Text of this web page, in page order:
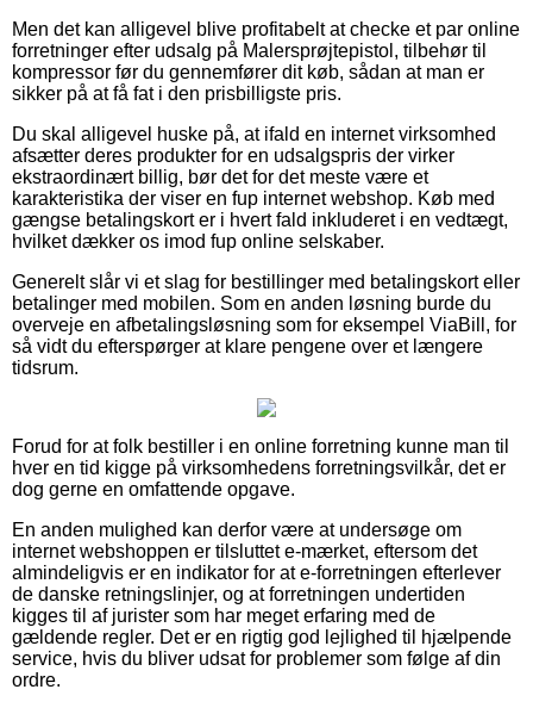
Men det kan alligevel blive profitabelt at checke et par online
forretninger efter udsalg på Malersprøjtepistol, tilbehør til
kompressor før du gennemfører dit køb, sådan at man er
sikker på at få fat i den prisbilligste pris.
Du skal alligevel huske på, at ifald en internet virksomhed
afsætter deres produkter for en udsalgspris der virker
ekstraordinært billig, bør det for det meste være et
karakteristika der viser en fup internet webshop. Køb med
gængse betalingskort er i hvert fald inkluderet i en vedtægt,
hvilket dækker os imod fup online selskaber.
Generelt slår vi et slag for bestillinger med betalingskort eller
betalinger med mobilen. Som en anden løsning burde du
overveje en afbetalingsløsning som for eksempel ViaBill, for
så vidt du efterspørger at klare pengene over et længere
tidsrum.
Forud for at folk bestiller i en online forretning kunne man til
hver en tid kigge på virksomhedens forretningsvilkår, det er
dog gerne en omfattende opgave.
En anden mulighed kan derfor være at undersøge om
internet webshoppen er tilsluttet e-mærket, eftersom det
almindeligvis er en indikator for at e-forretningen efterlever
de danske retningslinjer, og at forretningen undertiden
kigges til af jurister som har meget erfaring med de
gældende regler. Det er en rigtig god lejlighed til hjælpende
service, hvis du bliver udsat for problemer som følge af din
ordre.